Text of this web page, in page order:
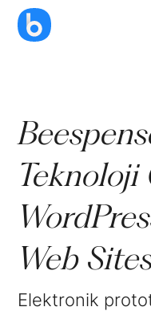
Web
Elektronik